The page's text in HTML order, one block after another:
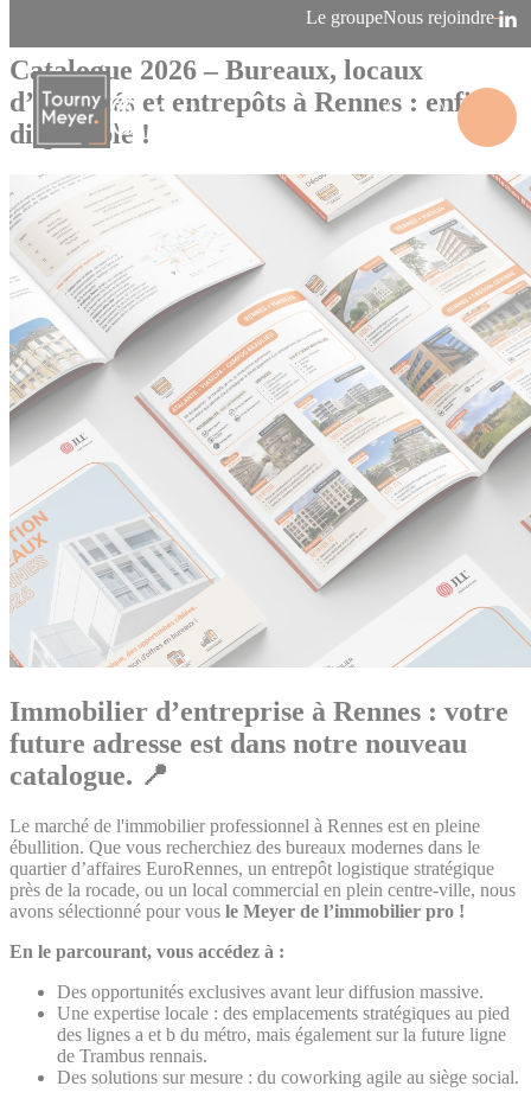
Le groupeNous rejoindre
Catalogue 2026 – Bureaux, locaux
d’activités et entrepôts à Rennes : enfin
disponible !
Immobilier d’entreprise à Rennes : votre
future adresse est dans notre nouveau
catalogue. 📍
Le marché de l'immobilier professionnel à Rennes est en pleine
ébullition. Que vous recherchiez des bureaux modernes dans le
quartier d’affaires EuroRennes, un entrepôt logistique stratégique
près de la rocade, ou un local commercial en plein centre-ville, nous
avons sélectionné pour vous le Meyer de l’immobilier pro !
En le parcourant, vous accédez à :
Des opportunités exclusives avant leur diffusion massive.
Une expertise locale : des emplacements stratégiques au pied
des lignes a et b du métro, mais également sur la future ligne
de Trambus rennais.
Des solutions sur mesure : du coworking agile au siège social.